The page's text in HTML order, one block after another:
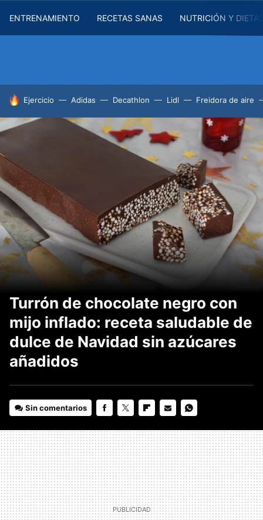
ENTRENAMIENTO RECETAS SANAS NUTRICIÓN Y
HOY SE HABLA DE
Ejercicio Adidas Decathlon Lidl Freidora de aire
Turrón de chocolate negro con
mijo inflado: receta saludable de
dulce de Navidad sin azúcares
añadidos
Sin comentarios
MAIL